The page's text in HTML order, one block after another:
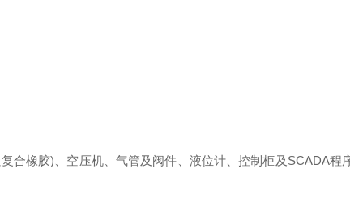
合橡胶)、空压机、气管及阀件、液位计、控制柜及SCADA程